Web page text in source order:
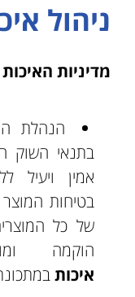
ניהול
מדיניות האיכות
הנהלת
בתנאי השוק
אמין ויעיל
בטיחות
של כל
הוקמה
איכות